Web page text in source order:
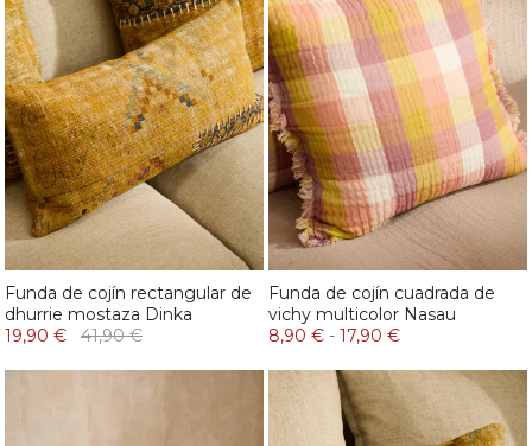
Funda de cojín rectangular de
dhurrie mostaza Dinka
19,90 €
41,90 €
Funda de cojín cuadrada de
vichy multicolor Nasau
8,90 € - 17,90 €